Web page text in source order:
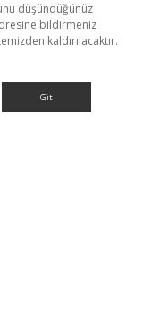
düşündüğünüz
bildirmeniz
kaldırılacaktır.